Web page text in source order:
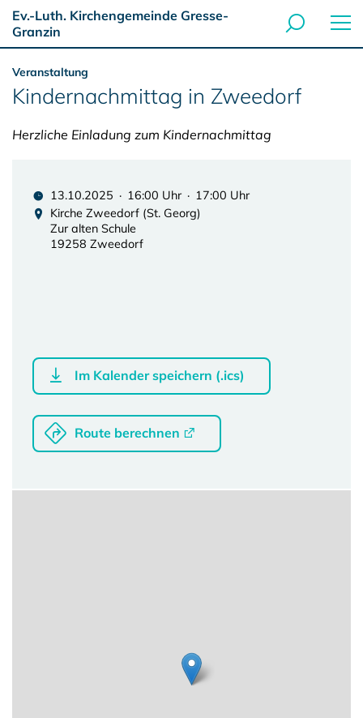
Ev.-Luth. Kirchengemeinde Gresse-
Granzin
Veranstaltung
Kindernachmittag in Zweedorf
Herzliche Einladung zum Kindernachmittag
13.10.2025 · 16:00 Uhr · 17:00 Uhr
Kirche Zweedorf (St. Georg)
Zur alten Schule
19258 Zweedorf
Im Kalender speichern (.ics)
Route berechnen